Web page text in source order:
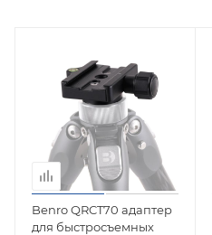
Benro QRCT70 адаптер
для быстросъемных